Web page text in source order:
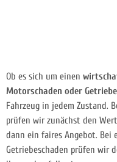
Ob es sich um einen
Motorschaden oder
Fahrzeug in jedem Zustand.
prüfen wir zunächst den
dann ein faires Angebot. Bei
Getriebeschaden prüfen wir